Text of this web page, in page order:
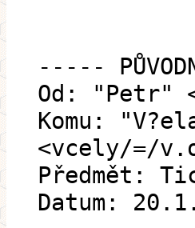
-----
Od: "Petr"
Komu:
<vcely/=/
Předmět:
Datum: